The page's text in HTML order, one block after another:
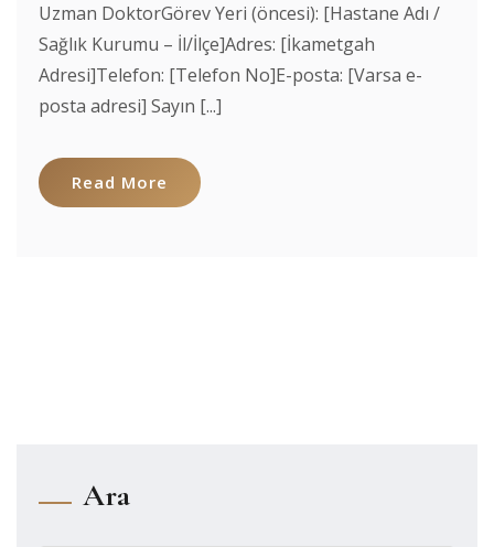
Uzman DoktorGörev Yeri (öncesi): [Hastane Adı /
Sağlık Kurumu – İl/İlçe]Adres: [İkametgah
Adresi]Telefon: [Telefon No]E-posta: [Varsa e-
posta adresi] Sayın [...]
Read More
Ara